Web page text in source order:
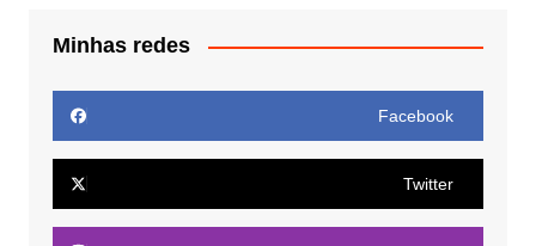
Minhas redes
Facebook
Twitter